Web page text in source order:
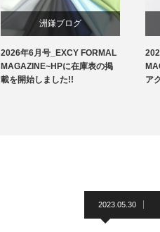
洲鎌ブログ
2026年6月号_EXCY FORMAL
MAGAZINE~HPに在庫表の掲
載を開始しました!!
ア
2023.05.30